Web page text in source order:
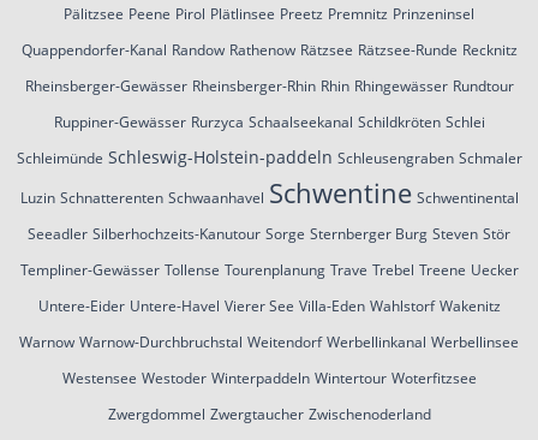
Pälitzsee Peene Pirol Plätlinsee Preetz Premnitz Prinzeninsel
Quappendorfer-Kanal Randow Rathenow Rätzsee Rätzsee-Runde Recknitz
Rheinsberger-Gewässer Rheinsberger-Rhin Rhin Rhingewässer Rundtour
Ruppiner-Gewässer Rurzyca Schaalseekanal Schildkröten Schlei
Schleimünde Schleswig-Holstein-paddeln Schleusengraben Schmaler
Luzin Schnatterenten Schwaanhavel Schwentine Schwentinental
Seeadler Silberhochzeits-Kanutour Sorge Sternberger Burg Steven Stör
Templiner-Gewässer Tollense Tourenplanung Trave Trebel Treene Uecker
Untere-Eider Untere-Havel Vierer See Villa-Eden Wahlstorf Wakenitz
Warnow Warnow-Durchbruchstal Weitendorf Werbellinkanal Werbellinsee
Westensee Westoder Winterpaddeln Wintertour Woterfitzsee
Zwergdommel Zwergtaucher Zwischenoderland